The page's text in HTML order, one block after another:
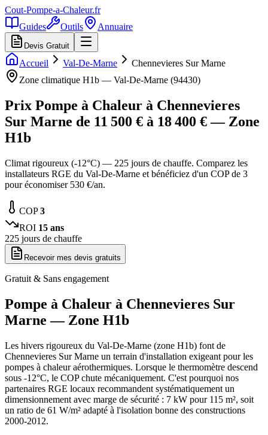
Cout-Pompe-a-Chaleur.fr
Guides
Outils Annuaire
Devis Gratuit
Accueil Val-De-Marne
Chennevieres Sur Marne
Zone climatique H1b — Val-De-Marne (94430)
Prix Pompe à Chaleur à Chennevieres
Sur Marne de 11 500 € à 18 400 € — Zone
H1b
Climat rigoureux (-12°C) — 225 jours de chauffe. Comparez les
installateurs RGE du Val-De-Marne et bénéficiez d'un COP de 3
pour économiser 530 €/an.
COP3
ROI 15 ans
225 jours de chauffe
Recevoir mes devis gratuits
Gratuit & Sans engagement
Pompe à Chaleur à Chennevieres Sur
Marne — Zone H1b
Les hivers rigoureux du Val-De-Marne (zone H1b) font de
Chennevieres Sur Marne un terrain d'installation exigeant pour les
pompes à chaleur aérothermiques. Lorsque le thermomètre descend
sous -12°C, le COP chute mécaniquement. C'est pourquoi nos
partenaires RGE locaux recommandent systématiquement un
dimensionnement avec marge de sécurité : 7 kW pour 115 m², soit
un ratio de 61 W/m² adapté à l'isolation bonne des constructions
2000-2012.